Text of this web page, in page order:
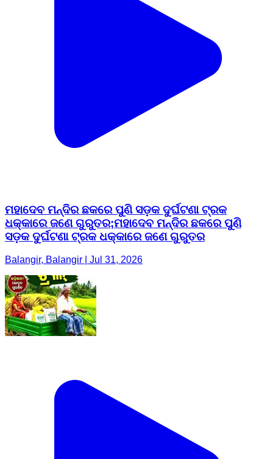
ମହାଦେବ ମନ୍ଦିର ଛକରେ ପୁଣି ସଡ଼କ ଦୁର୍ଘଟଣା ଟ୍ରକ
ଧକ୍କାରେ ଜଣେ ଗୁରୁତର;ମହାଦେବ ମନ୍ଦିର ଛକରେ ପୁଣି
ସଡ଼କ ଦୁର୍ଘଟଣା ଟ୍ରକ ଧକ୍କାରେ ଜଣେ ଗୁରୁତର
Balangir, Balangir | Jul 31, 2026